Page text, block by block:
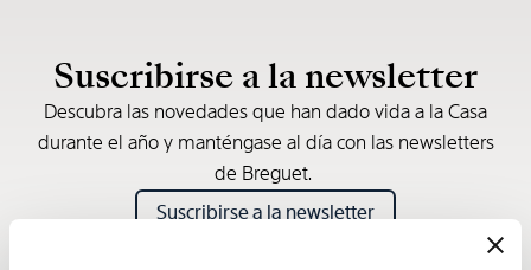
Suscribirse a la newsletter
Descubra las novedades que han dado vida a la Casa
durante el año y manténgase al día con las newsletters
de Breguet.
Suscribirse a la newsletter